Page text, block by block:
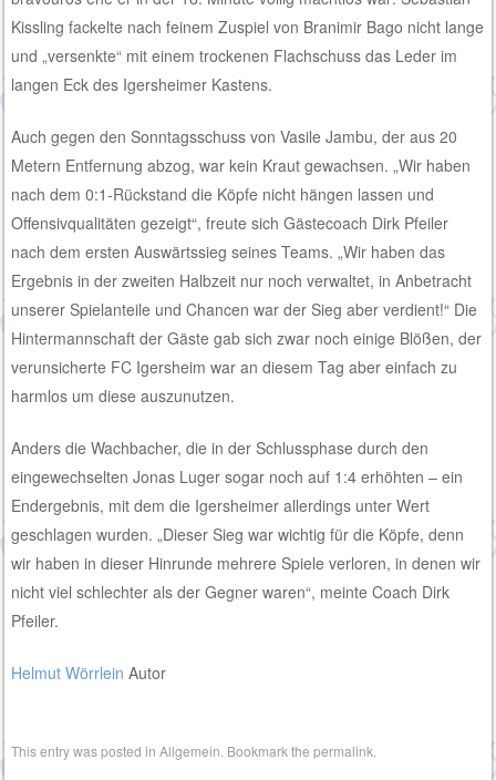
Kissling fackelte nach feinem Zuspiel von Branimir Bago nicht lange
und „versenkte“ mit einem trockenen Flachschuss das Leder im
langen Eck des Igersheimer Kastens.
Auch gegen den Sonntagsschuss von Vasile Jambu, der aus 20
Metern Entfernung abzog, war kein Kraut gewachsen. „Wir haben
nach dem 0:1-Rückstand die Köpfe nicht hängen lassen und
Offensivqualitäten gezeigt“, freute sich Gästecoach Dirk Pfeiler
nach dem ersten Auswärtssieg seines Teams. „Wir haben das
Ergebnis in der zweiten Halbzeit nur noch verwaltet, in Anbetracht
unserer Spielanteile und Chancen war der Sieg aber verdient!“ Die
Hintermannschaft der Gäste gab sich zwar noch einige Blößen, der
verunsicherte FC Igersheim war an diesem Tag aber einfach zu
harmlos um diese auszunutzen.
Anders die Wachbacher, die in der Schlussphase durch den
eingewechselten Jonas Luger sogar noch auf 1:4 erhöhten – ein
Endergebnis, mit dem die Igersheimer allerdings unter Wert
geschlagen wurden. „Dieser Sieg war wichtig für die Köpfe, denn
wir haben in dieser Hinrunde mehrere Spiele verloren, in denen wir
nicht viel schlechter als der Gegner waren“, meinte Coach Dirk
Pfeiler.
Helmut Wörrlein Autor
This entry was posted inAllgemein . Bookmark thepermalink